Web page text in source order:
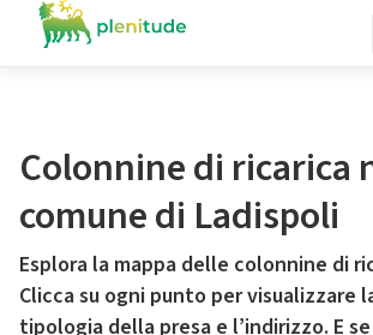
Colonnine di ricarica
comune di Ladispoli
Esplora la mappa delle colonnine di
Clicca su ogni punto per visualizzare
tipologia della presa e l’indirizzo. E